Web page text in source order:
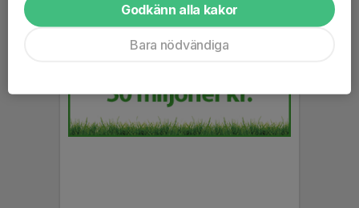
Godkänn alla kakor
Bara nödvändiga